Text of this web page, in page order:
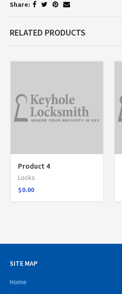
Share:
RELATED PRODUCTS
Product 4
Locks
$0.00
SITE MAP
Home